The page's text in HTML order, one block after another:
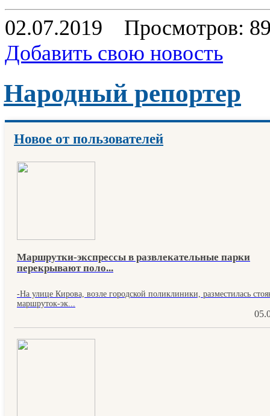
02.07.2019
Просмотров:
Добавить свою новость
Народный репортер
Новое от пользователей
Маршрутки-экспрессы в развлекательные парки
перекрывают поло...
-На улице Кирова, возле городской поликлиники, разместилась
маршруток-эк...